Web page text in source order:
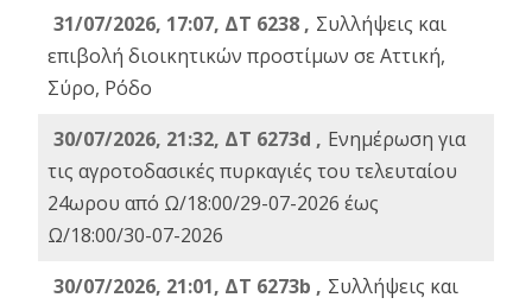
31/07/2026, 17:07, ΔΤ 6238 , Συλλήψεις και
επιβολή διοικητικών προστίμων σε Αττική,
Σύρο, Ρόδο
30/07/2026, 21:32, ΔΤ 6273d , Ενημέρωση για
τις αγροτοδασικές πυρκαγιές του τελευταίου
24ωρου από Ω/18:00/29-07-2026 έως
Ω/18:00/30-07-2026
30/07/2026, 21:01, ΔΤ 6273b , Συλλήψεις και